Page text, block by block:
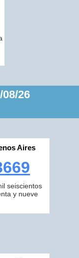
26
Aires
seiscientos
y nueve